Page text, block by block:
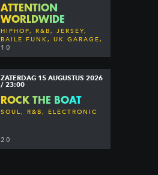
ATTENTION
WORLDWIDE
HIPHOP, R&B, JERSEY,
BAILE FUNK, UK GARAGE,
DANCEHALL & MORE
10
ZATERDAG 15 AUGUSTUS 2026
/ 23:00
ROCK THE BOAT
SOUL, R&B, ELECTRONIC
20